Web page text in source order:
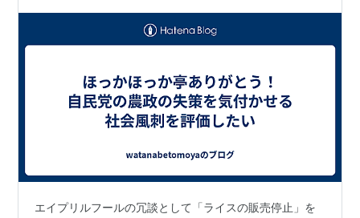
エイプリルフールの冗談として「ライスの販売停止」を